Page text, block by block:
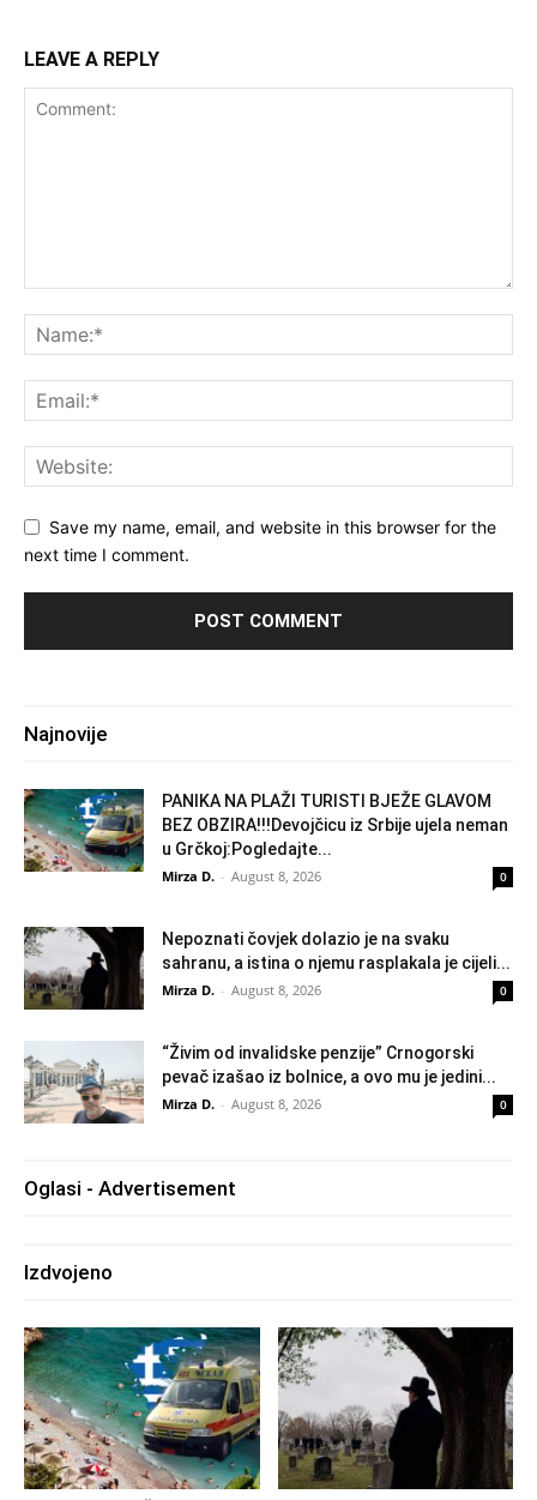
LEAVE A REPLY
Save my name, email, and website in this browser for the
next time I comment.
Najnovije
PANIKA NA PLAŽI TURISTI BJEŽE GLAVOM
BEZ OBZIRA!!!Devojčicu iz Srbije ujela neman
u Grčkoj:Pogledajte...
Mirza D. - August 8, 2026 0
Nepoznati čovjek dolazio je na svaku
sahranu, a istina o njemu rasplakala je cijeli...
Mirza D. - August 8, 2026 0
“Živim od invalidske penzije” Crnogorski
pevač izašao iz bolnice, a ovo mu je jedini...
Mirza D. - August 8, 2026 0
Oglasi - Advertisement
Izdvojeno